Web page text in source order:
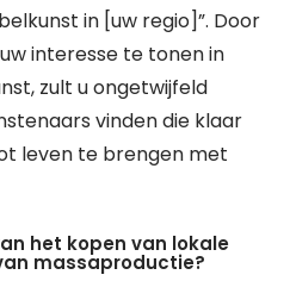
in [uw regio]”. Door
interesse te tonen in
zult u ongetwijfeld
vinden die klaar
leven te brengen met
het kopen van lokale
massaproductie?